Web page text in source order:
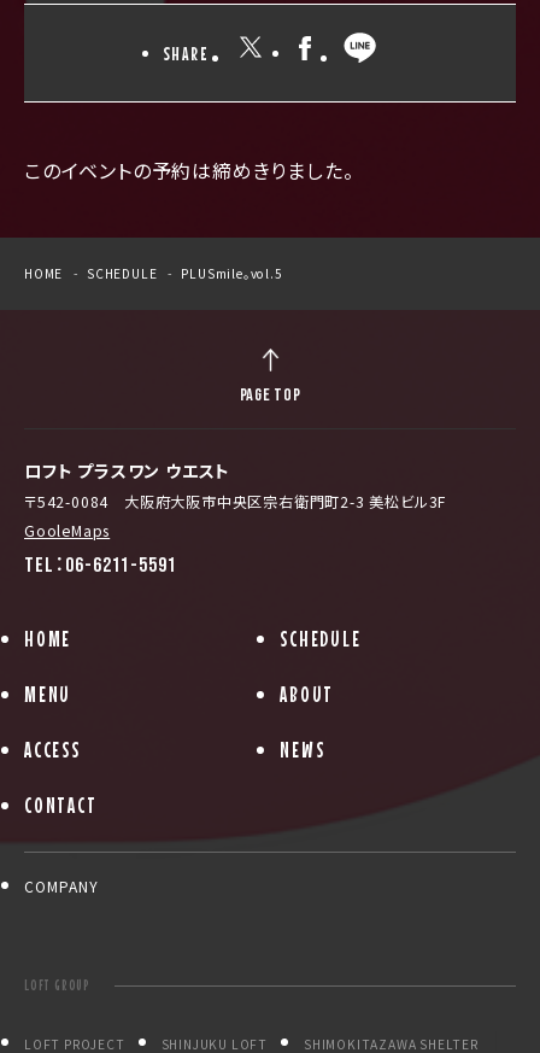
SHARE
このイベントの予約は締めきりました。
HOME SCHEDULE PLUSmile。vol.5
ロフト プラスワン ウエスト
〒542-0084 大阪府大阪市中央区宗右衛門町2-3 美松ビル3F
GooleMaps
TEL：06-6211-5591
HOME SCHEDULE
MENU ABOUT
ACCESS NEWS
CONTACT
COMPANY
LOFT GROUP
LOFT PROJECT SHINJUKU LOFT SHIMOKITAZAWA SHELTER
PAGE TOP